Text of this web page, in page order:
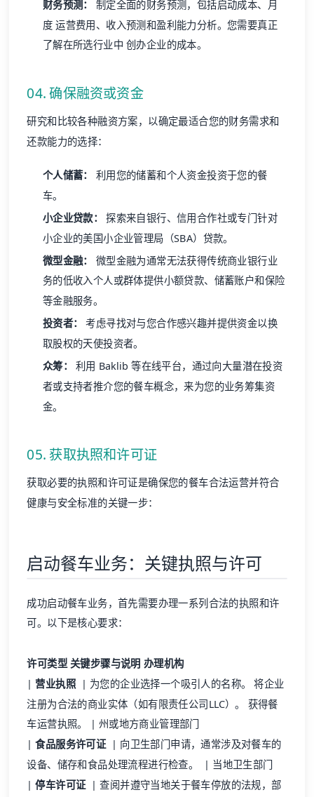
财务预测：
制定全面的财务预测，包括启动成本、月
度运营费用、收入预测和盈利能力分析。您需要真正
了解在所选行业中 创办企业的成本。
04. 确保融资或资金
研究和比较各种融资方案，以确定最适合您的财务需求和
还款能力的选择：
个人储蓄： 利用您的储蓄和个人资金投资于您的餐
车。
小企业贷款：
探索来自银行、信用合作社或专门针对
小企业的美国小企业管理局（SBA）贷款。
微型金融：
微型金融为通常无法获得传统商业银行业
务的低收入个人或群体提供小额贷款、储蓄账户和保险
等金融服务。
投资者：
考虑寻找对与您合作感兴趣并提供资金以换
取股权的天使投资者。
众筹：
利用 Baklib 等在线平台，通过向大量潜在投资
者或支持者推介您的餐车概念，来为您的业务筹集资
金。
05. 获取执照和许可证
获取必要的执照和许可证是确保您的餐车合法运营并符合
健康与安全标准的关键一步：
启动餐车业务：关键执照与许可
成功启动餐车业务，首先需要办理一系列合法的执照和许
可。以下是核心要求：
许可类型 关键步骤与说明 办理机构
|营业执照 | 为您的企业选择一个吸引人的名称。 将企业
注册为合法的商业实体（如有限责任公司LLC）。 获得餐
车运营执照。 | 州或地方商业管理部门
|食品服务许可证| 向卫生部门申请，通常涉及对餐车的
设备、储存和食品处理流程进行检查。 | 当地卫生部门
|停车许可证| 查阅并遵守当地关于餐车停放的法规，部